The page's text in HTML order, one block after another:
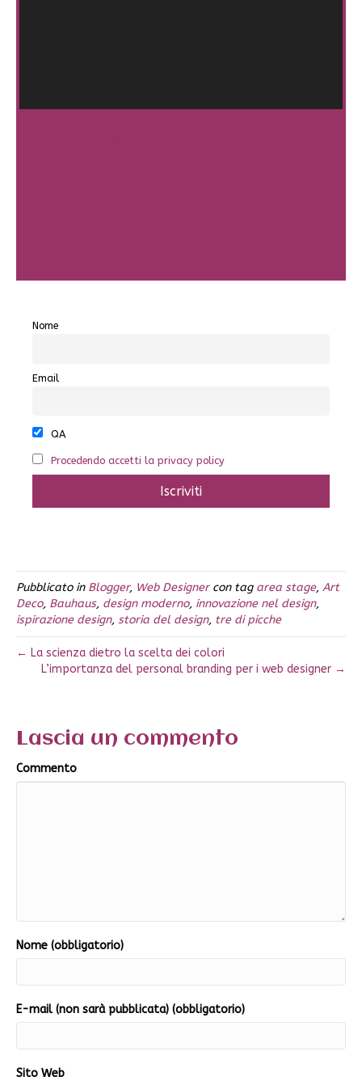
Nome
Email
QA
Procedendo accetti la privacy policy
Pubblicato in Blogger, Web Designercon tag area stage, Art
Deco, Bauhaus, design moderno, innovazione nel design,
ispirazione design, storia del design, tre di picche
← La scienza dietro la scelta dei colori
L’importanza del personal branding per i web designer →
Lascia un commento
Commento
Nome (obbligatorio)
E-mail (non sarà pubblicata) (obbligatorio)
Sito Web